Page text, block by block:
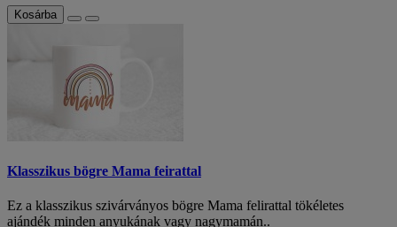
Kosárba
Klasszikus bögre Mama feirattal
Ez a klasszikus szivárványos bögre Mama felirattal tökéletes
ajándék minden anyukának vagy nagymamán..